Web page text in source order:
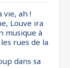
vie, ah !
Louve ira
musique à
rues de la
dans sa